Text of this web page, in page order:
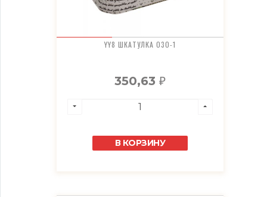
YY8 ШКАТУЛКА 030-1
350,63 ₽
В КОРЗИНУ